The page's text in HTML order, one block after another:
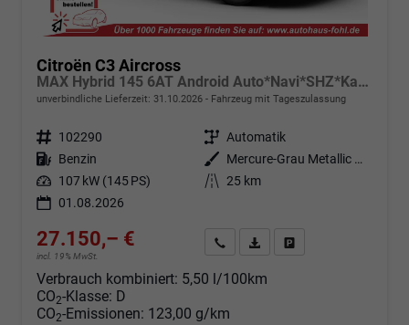
Citroën C3 Aircross
MAX Hybrid 145 6AT Android Auto*Navi*SHZ*Kamera*Totwinkel*Keyless*17"*Klimaauto
unverbindliche Lieferzeit: 31.10.2026 Fahrzeug mit Tageszulassung
Fahrzeugnr. 102290 Getriebe Automatik
Kraftstoff Benzin Außenfarbe
Mercure-Grau Metallic mit schwarzem Dach
Leistung 107 kW (145 PS) Kilometerstand 25 km
01.08.2026
27.150,– €
incl. 19% MwSt.
Angebot anfordern
Fahrzeugexpose (PDF)
Verbrauch kombiniert: 5,50 l/100km
CO2-Klasse: D
CO2-Emissionen: 123,00 g/km